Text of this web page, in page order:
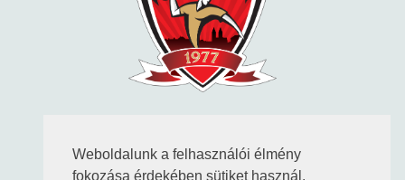
Weboldalunk a felhasználói élmény
fokozása érdekében sütiket használ.